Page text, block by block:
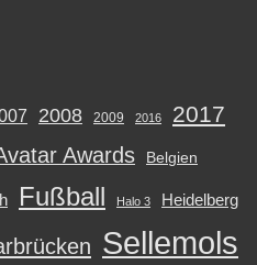
2008 2009 2016 2017
Awards Belgien
Fußball Halo 3 Heidelberg
Sellemols